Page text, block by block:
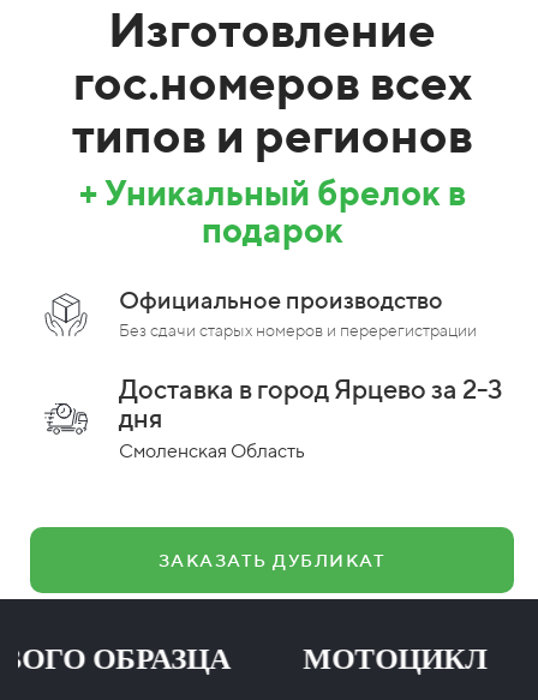
Изготовление
гос.номеров всех
типов и регионов
+ Уникальный брелок в
подарок
Официальное производство
Без сдачи старых номеров и перерегистрации
Доставка в город Ярцево за 2-3
дня
Смоленская Область
ЗАКАЗАТЬ ДУБЛИКАТ
ОБРАЗЦА МОТОЦИКЛ